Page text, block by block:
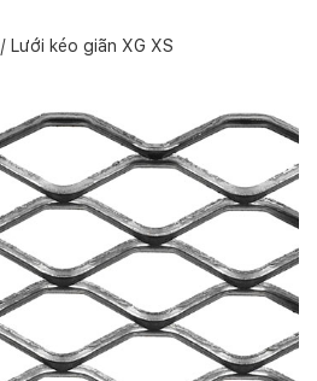
/ Lưới kéo giãn XG XS